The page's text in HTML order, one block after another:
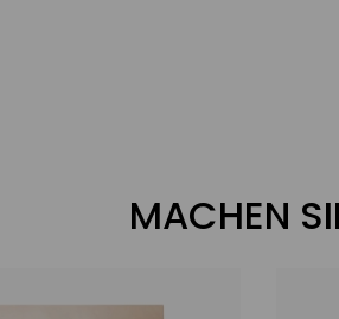
MACHEN